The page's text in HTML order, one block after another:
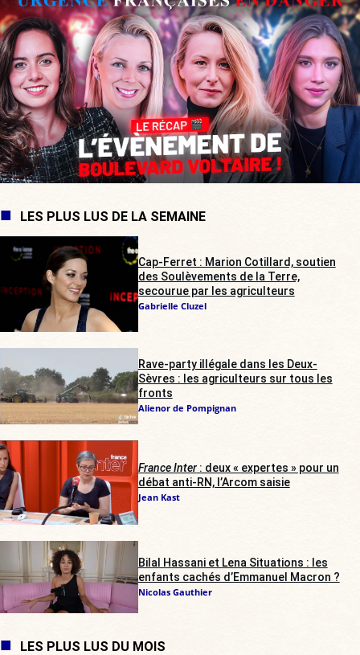
LES PLUS LUS DE LA SEMAINE
Cap-Ferret : Marion Cotillard, soutien
des Soulèvements de la Terre,
secourue par les agriculteurs
Gabrielle Cluzel
Rave-party illégale dans les Deux-
Sèvres : les agriculteurs sur tous les
fronts
Alienor de Pompignan
France Inter: deux « expertes » pour un
débat anti-RN, l’Arcom saisie
Jean Kast
Bilal Hassani et Lena Situations : les
enfants cachés d’Emmanuel Macron ?
Nicolas Gauthier
LES PLUS LUS DU MOIS